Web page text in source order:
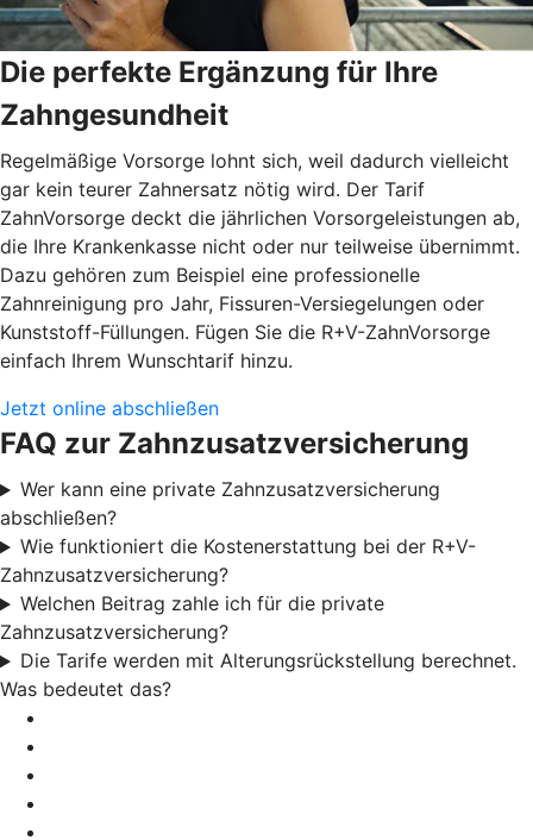
Die perfekte Ergänzung für Ihre
Zahngesundheit
Regelmäßige Vorsorge lohnt sich, weil dadurch vielleicht
gar kein teurer Zahnersatz nötig wird. Der Tarif
ZahnVorsorge deckt die jährlichen Vorsorgeleistungen ab,
die Ihre Krankenkasse nicht oder nur teilweise übernimmt.
Dazu gehören zum Beispiel eine professionelle
Zahnreinigung pro Jahr, Fissuren-Versiegelungen oder
Kunststoff-Füllungen. Fügen Sie die R+V-ZahnVorsorge
einfach Ihrem Wunschtarif hinzu.
Jetzt online abschließen
FAQ zur Zahnzusatzversicherung
Wer kann eine private Zahnzusatzversicherung
abschließen?
Wie funktioniert die Kostenerstattung bei der R+V-
Zahnzusatzversicherung?
Welchen Beitrag zahle ich für die private
Zahnzusatzversicherung?
Die Tarife werden mit Alterungsrückstellung berechnet.
Was bedeutet das?